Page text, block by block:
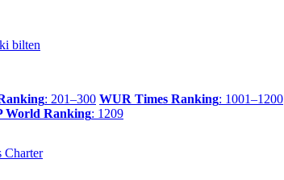
bilten
: 201–300 WUR Times Ranking: 1001–1200
World Ranking: 1209
Charter